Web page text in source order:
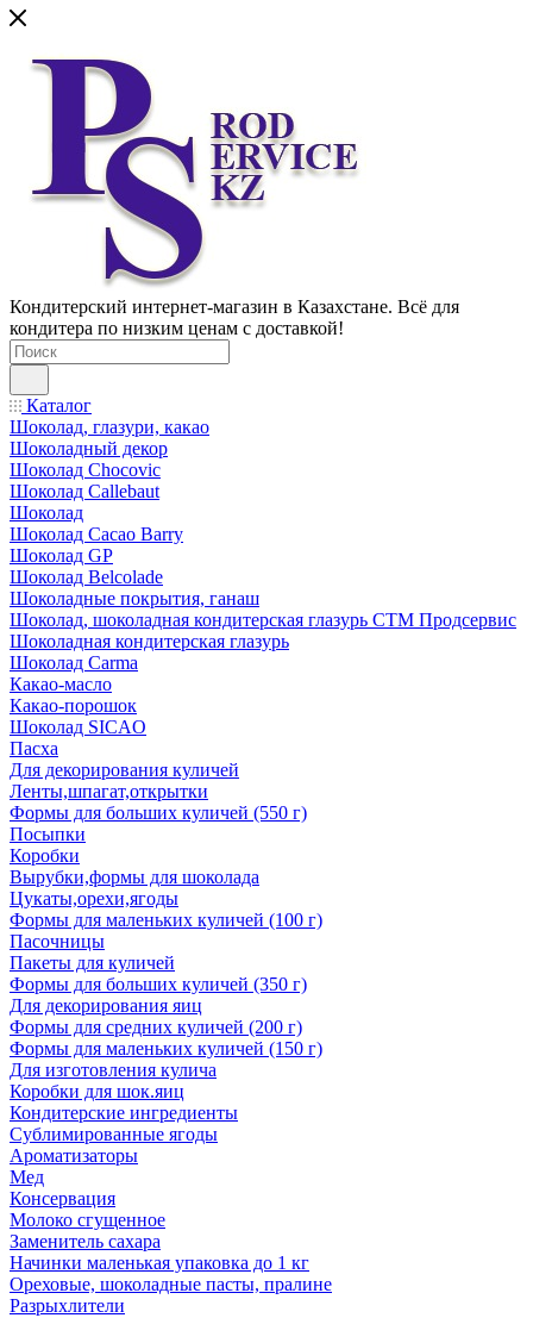
Кондитерский интернет-магазин в Казахстане. Всё для
кондитера по низким ценам с доставкой!
Каталог
Шоколад, глазури, какао
Шоколадный декор
Шоколад Chocovic
Шоколад Callebaut
Шоколад
Шоколад Cacao Barry
Шоколад GP
Шоколад Belcolade
Шоколадные покрытия, ганаш
Шоколад, шоколадная кондитерская глазурь СТМ Продсервис
Шоколадная кондитерская глазурь
Шоколад Carma
Какао-масло
Какао-порошок
Шоколад SICAO
Пасха
Для декорирования куличей
Ленты,шпагат,открытки
Формы для больших куличей (550 г)
Посыпки
Коробки
Вырубки,формы для шоколада
Цукаты,орехи,ягоды
Формы для маленьких куличей (100 г)
Пасочницы
Пакеты для куличей
Формы для больших куличей (350 г)
Для декорирования яиц
Формы для средних куличей (200 г)
Формы для маленьких куличей (150 г)
Для изготовления кулича
Коробки для шок.яиц
Кондитерские ингредиенты
Сублимированные ягоды
Ароматизаторы
Мед
Консервация
Молоко сгущенное
Заменитель сахара
Начинки маленькая упаковка до 1 кг
Ореховые, шоколадные пасты, пралине
Разрыхлители